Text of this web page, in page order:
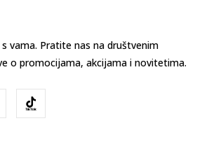
vama. Pratite nas na društvenim
o promocijama, akcijama i novitetima.